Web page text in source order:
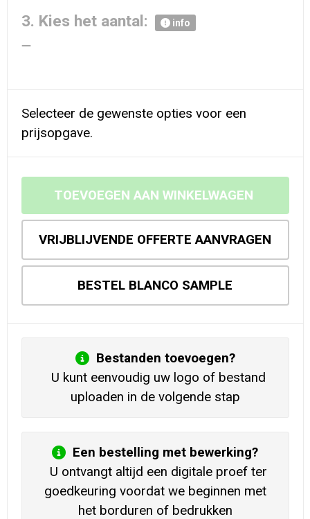
3. Kies het aantal: info
Selecteer de gewenste opties voor een
prijsopgave.
TOEVOEGEN AAN WINKELWAGEN
VRIJBLIJVENDE OFFERTE AANVRAGEN
BESTEL BLANCO SAMPLE
Bestanden toevoegen?
U kunt eenvoudig uw logo of bestand
uploaden in de volgende stap
Een bestelling met bewerking?
U ontvangt altijd een digitale proef ter
goedkeuring voordat we beginnen met
het borduren of bedrukken